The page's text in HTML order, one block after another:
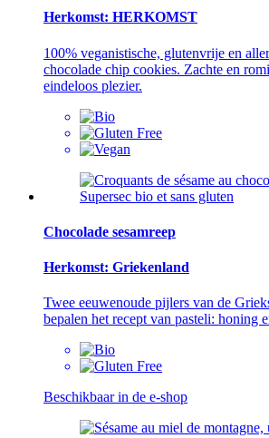
Herkomst: HERKOMST
100% veganistische, glutenvrije en
chocolade chip cookies. Zachte en
eindeloos plezier.
Chocolade sesamreep
Herkomst: Griekenland
Twee eeuwenoude pijlers van de
bepalen het recept van pasteli: honing
Beschikbaar in de e-shop